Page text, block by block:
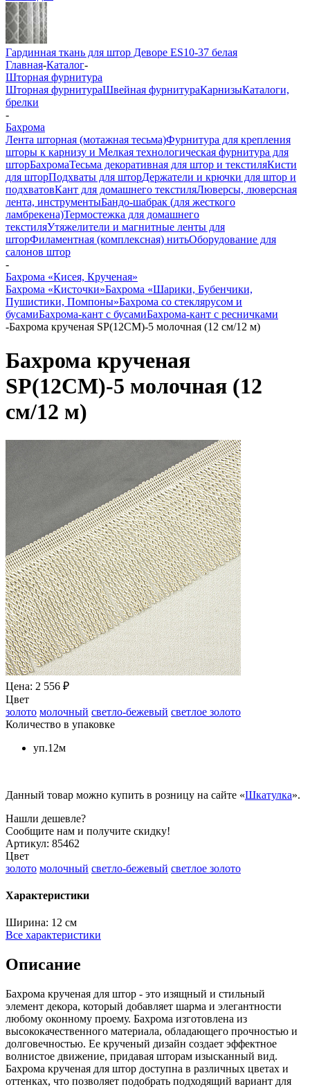
Гардинная ткань для штор Деворе ES10-37 белая
Главная-Каталог-
Шторная фурнитура
Шторная фурнитураШвейная фурнитураКарнизыКаталоги,
брелки
-
Бахрома
Лента шторная (мотажная тесьма)Фурнитура для крепления
шторы к карнизу и Мелкая технологическая фурнитура для
шторБахромаТесьма декоративная для штор и текстиляКисти
для шторПодхваты для шторДержатели и крючки для штор и
подхватовКант для домашнего текстиляЛюверсы, люверсная
лента, инструментыБандо-шабрак (для жесткого
ламбрекена)Термостежка для домашнего
текстиляУтяжелители и магнитные ленты для
шторФиламентная (комплексная) нитьОборудование для
салонов штор
-
Бахрома «Кисея, Крученая»
Бахрома «Кисточки»Бахрома «Шарики, Бубенчики,
Пушистики, Помпоны»Бахрома со стеклярусом и
бусамиБахрома-кант с бусамиБахрома-кант с ресничками
-Бахрома крученая SP(12CM)-5 молочная (12 см/12 м)
Бахрома крученая
SP(12CM)-5 молочная (12
см/12 м)
Цена: 2 556 ₽
Цвет
золото молочный светло-бежевый светлое золото
Количество в упаковке
уп.12м
Данный товар можно купить в розницу на сайте «Шкатулка».
Нашли дешевле?
Сообщите нам и получите скидку!
Артикул: 85462
Цвет
золото молочный светло-бежевый светлое золото
Характеристики
Ширина: 12 см
Все характеристики
Описание
Бахрома крученая для штор - это изящный и стильный
элемент декора, который добавляет шарма и элегантности
любому оконному проему. Бахрома изготовлена из
высококачественного материала, обладающего прочностью и
долговечностью. Ее крученый дизайн создает эффектное
волнистое движение, придавая шторам изысканный вид.
Бахрома крученая для штор доступна в различных цветах и
оттенках, что позволяет подобрать подходящий вариант для